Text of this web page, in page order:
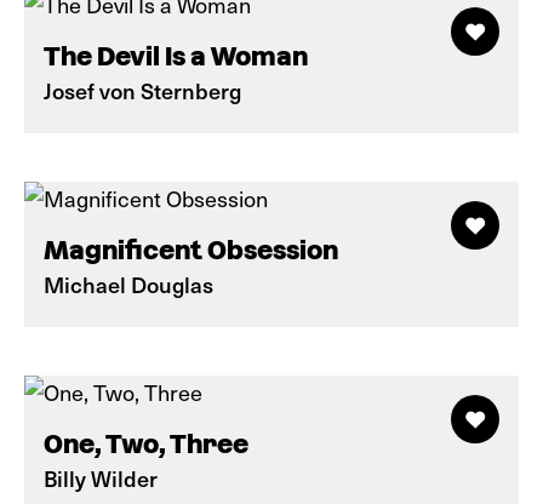
The Devil Is a Woman
Josef von Sternberg
Magnificent Obsession
Michael Douglas
One, Two, Three
Billy Wilder